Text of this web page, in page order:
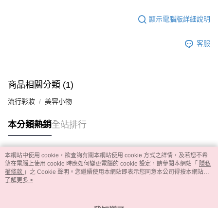
顯示電腦版詳細說明
客服
商品相關分類 (1)
流行彩妝 美容小物
本分類熱銷全站排行
熱門標籤
本網站中使用 cookie，欲查詢有關本網站使用 cookie 方式之詳情，及若您不希
望在電腦上使用 cookie 時應如何變更電腦的 cookie 設定，請參閱本網站「 隱私
權條款 」之 Cookie 聲明。您繼續使用本網站即表示您同意本公司得按本網站使
用條款之 Cookie 聲明使用 cookie。
了解更多 >